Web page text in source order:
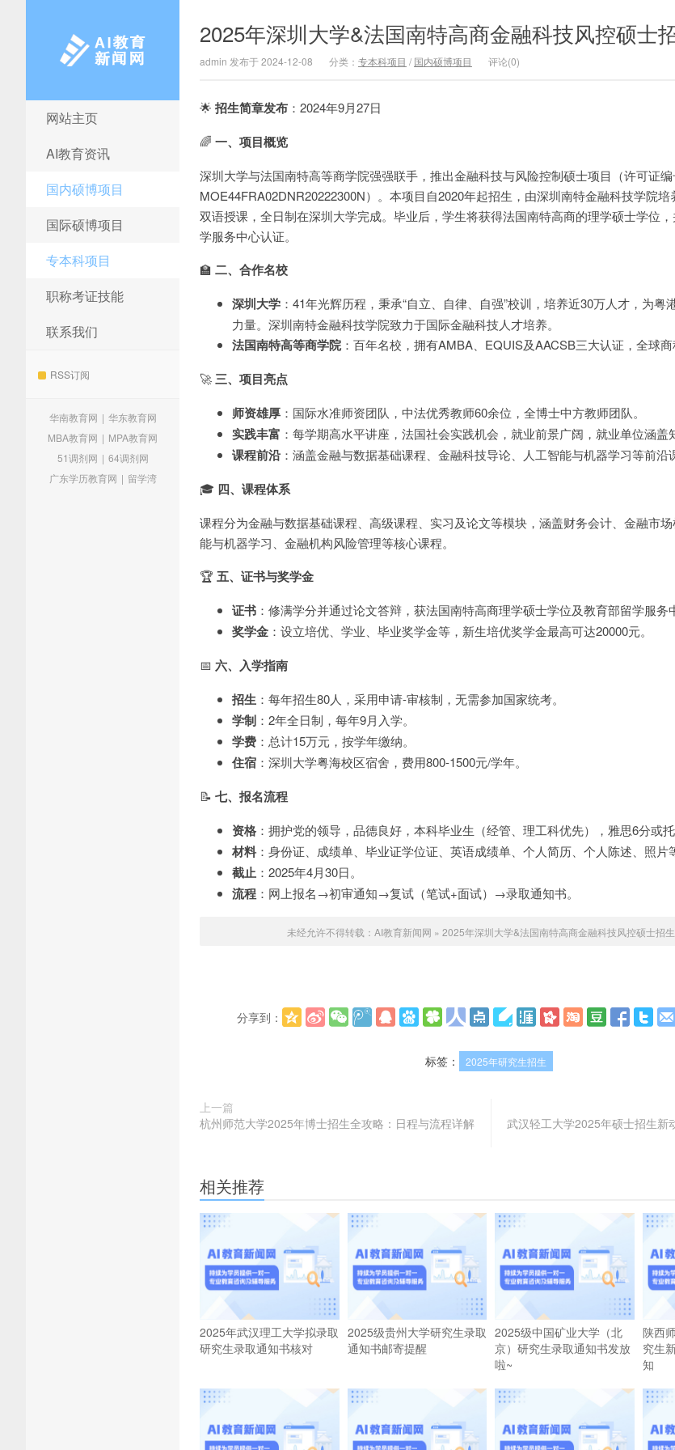
AI教育新闻网
网站主页
AI教育资讯
国内硕博项目
国际硕博项目
专本科项目
职称考证技能
联系我们
RSS订阅
华南教育网 | 华东教育网
MBA教育网 | MPA教育网
51调剂网 | 64调剂网
广东学历教育网 | 留学湾
2025年深圳大学&法国南特高商金融科技风控硕士
admin 发布于 2024-12-08 分类： 专本科项目 / 国内硕博项目 评论(0)
🌟 招生简章发布 ：2024年9月27日
🌈 一、项目概览
深圳大学与法国南特高等商学院强强联手，推出金融科技与风险控制硕士项目（许可证编
MOE44FRA02DNR20222300N）。本项目自2020年起招生，由深圳南特金融科技学院
双语授课，全日制在深圳大学完成。毕业后，学生将获得法国南特高商的理学硕士学位
学服务中心认证。
🏫 二、合作名校
深圳大学 ：41年光辉历程，秉承“自立、自律、自强”校训，培养近30万人才，为粤
力量。深圳南特金融科技学院致力于国际金融科技人才培养。
法国南特高等商学院：百年名校，拥有AMBA、EQUIS及AACSB三大认证，全球商
🚀三、项目亮点
师资雄厚 ：国际水准师资团队，中法优秀教师60余位，全博士中方教师团队。
实践丰富 ：每学期高水平讲座，法国社会实践机会，就业前景广阔，就业单位涵盖
课程前沿 ：涵盖金融与数据基础课程、金融科技导论、人工智能与机器学习等前沿
🎓 四、课程体系
课程分为金融与数据基础课程、高级课程、实习及论文等模块，涵盖财务会计、金融市
能与机器学习、金融机构风险管理等核心课程。
🏆 五、证书与奖学金
证书 ：修满学分并通过论文答辩，获法国南特高商理学硕士学位及教育部留学服务
奖学金 ：设立培优、学业、毕业奖学金等，新生培优奖学金最高可达20000元。
📅 六、入学指南
招生 ：每年招生80人，采用申请-审核制，无需参加国家统考。
学制 ：2年全日制，每年9月入学。
学费 ：总计15万元，按学年缴纳。
住宿 ：深圳大学粤海校区宿舍，费用800-1500元/学年。
📝 七、报名流程
资格 ：拥护党的领导，品德良好，本科毕业生（经管、理工科优先），雅思6分或托
材料 ：身份证、成绩单、毕业证学位证、英语成绩单、个人简历、个人陈述、照片
截止 ：2025年4月30日。
流程 ：网上报名→初审通知→复试（笔试+面试）→录取通知书。
未经允许不得转载： AI教育新闻网 » 2025年深圳大学&法国南特高商金融科技风控硕士招
分享到：
标签： 2025年研究生招生
上一篇
杭州师范大学2025年博士招生全攻略：日程与流程详解
武汉轻工大学2025年硕士招生新
相关推荐
2025年武汉理工大学拟录取
研究生录取通知书核对
2025级贵州大学研究生录取
通知书邮寄提醒
2025级中国矿业大学（北
京）研究生录取通知书发放
啦~
陕西
究生
知